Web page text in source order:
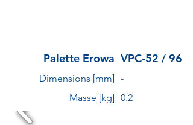
Palette Erowa VPC-52 / 96
Dimensions [mm] -
Masse [kg] 0.2